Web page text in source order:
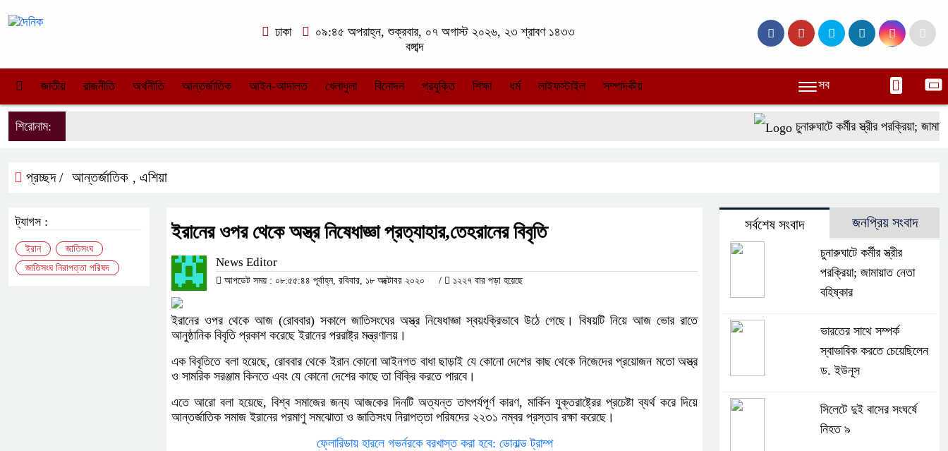
ঢাকা
০৯:৪৫ অপরাহ্ন, শুক্রবার, ০৭ অগাস্ট ২০২৬, ২৩ শ্রাবণ ১৪৩৩
বঙ্গাব্দ
জাতীয় রাজনীতি অর্থনীতি আন্তর্জাতিক আইন-আদালত খেলাধুলা বিনোদন প্রযুক্তি শিক্ষা ধর্ম লাইফস্টাইল সম্পাদকীয় সব
শিরোনাম: চুনারুঘাটে কর্মীর স্ত্রীর পরক্রিয়া; জামায়াত
প্রচ্ছদ / আন্তর্জাতিক , এশিয়া
ইরানের ওপর থেকে অস্ত্র নিষেধাজ্ঞা প্রত্যাহার,তেহরানের বিবৃতি
News Editor
আপডেট সময় : ০৮:৫৫:৪৪ পূর্বাহ্ন, রবিবার, ১৮ অক্টোবর ২০২০ / ১২২৭ বার পড়া হয়েছে
ইরানের ওপর থেকে আজ (রোববার) সকালে জাতিসংঘের অস্ত্র নিষেধাজ্ঞা স্বয়ংক্রিভাবে উঠে গেছে। বিষয়টি নিয়ে আজ ভোর রাতে
আনুষ্ঠানিক বিবৃতি প্রকাশ করেছে ইরানের পররাষ্ট্র মন্ত্রণালয়।
এক বিবৃতিতে বলা হয়েছে, রোববার থেকে ইরান কোনো আইনগত বাধা ছাড়াই যে কোনো দেশের কাছ থেকে নিজেদের প্রয়োজন মতো অস্ত্র
ও সামরিক সরঞ্জাম কিনতে এবং যে কোনো দেশের কাছে তা বিক্রি করতে পারবে।
এতে আরো বলা হয়েছে, বিশ্ব সমাজের জন্য আজকের দিনটি অত্যন্ত তাৎপর্যপূর্ণ কারণ, মার্কিন যুক্তরাষ্ট্রের প্রচেষ্টা ব্যর্থ করে দিয়ে
আন্তর্জাতিক সমাজ ইরানের পরমাণু সমঝোতা ও জাতিসংঘ নিরাপত্তা পরিষদের ২২৩১ নম্বর প্রস্তাব রক্ষা করেছে।
ফ্লোরিডায় হারলে গভর্নরকে বরখাস্ত করা হবে: ডোনাল্ড ট্রাম্প
ট্যাগস :
ইরান
জাতিসংঘ
জাতিসংঘ নিরাপত্তা পরিষদ
সর্বশেষ সংবাদ জনপ্রিয় সংবাদ
চুনারুঘাটে কর্মীর স্ত্রীর
পরক্রিয়া; জামায়াত নেতা
বহিষ্কার
ভারতের সাথে সম্পর্ক
স্বাভাবিক করতে চেয়েছিলেন
ড. ইউনূস
সিলেটে দুই বাসের সংঘর্ষে
নিহত ৯